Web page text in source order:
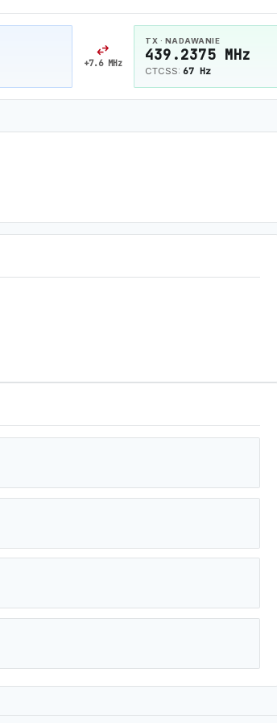
swap_horiz
+7.6 MHz
TX · NADAWANIE
439.2375 MHz
CTCSS:67 Hz